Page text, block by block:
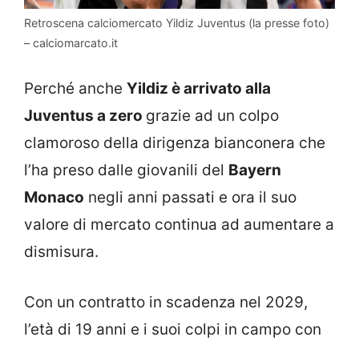
Retroscena calciomercato Yildiz Juventus (la presse foto)
– calciomarcato.it
Perché anche Yildiz è arrivato alla
Juventus a zero grazie ad un colpo
clamoroso della dirigenza bianconera che
l’ha preso dalle giovanili del Bayern
Monaco negli anni passati e ora il suo
valore di mercato continua ad aumentare a
dismisura.
Con un contratto in scadenza nel 2029,
l’età di 19 anni e i suoi colpi in campo con